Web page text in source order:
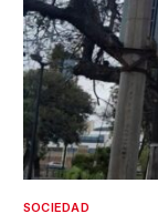
SOCIEDAD